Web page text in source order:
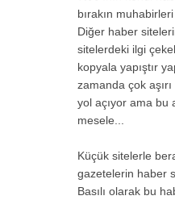
bırakın
Diğer haber
sitelerdeki ilgi
kopyala yapıştır
zamanda çok
yol açıyor ama bu
mesele...
Küçük sitelerle
gazetelerin haber
Basılı olarak bu